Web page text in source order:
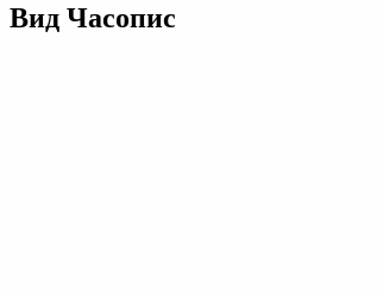
Вид Часопис